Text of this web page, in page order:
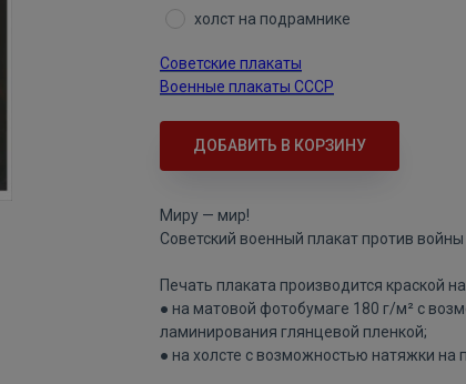
холст на подрамнике
Советские плакаты
Военные плакаты СССР
ДОБАВИТЬ В КОРЗИНУ
Миру — мир!
Советский военный плакат против
Печать плаката производится краской
● на матовой фотобумаге 180 г/м² с
ламинирования глянцевой пленкой;
● на холсте с возможностью натяжки на